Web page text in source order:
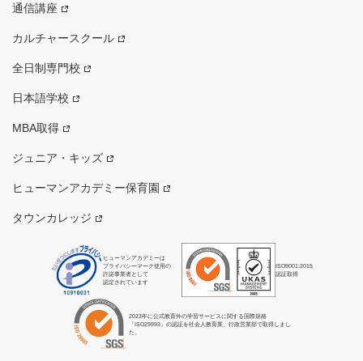
通信講座
カルチャースクール
全日制専門校
日本語学校
MBA取得
ジュニア・キッズ
ヒューマンアカデミー保育園
タウンカレッジ
ヒューマンアカデミーは
プライバシーマーク使用の
許諾事業者として
認定されています
ISO9001:2015
認証取得
2023年に公式教育外の学習サービスに関する国際規格
「ISO29993」の認証を社会人教育業、行政営業部で取得しまし
た。